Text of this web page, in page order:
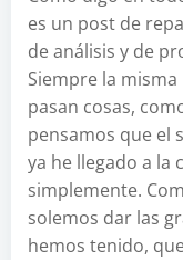
es un post de
de análisis y de
Siempre la
pasan cosas,
pensamos que el
ya he llegado a la
simplemente.
solemos dar las
hemos tenido,